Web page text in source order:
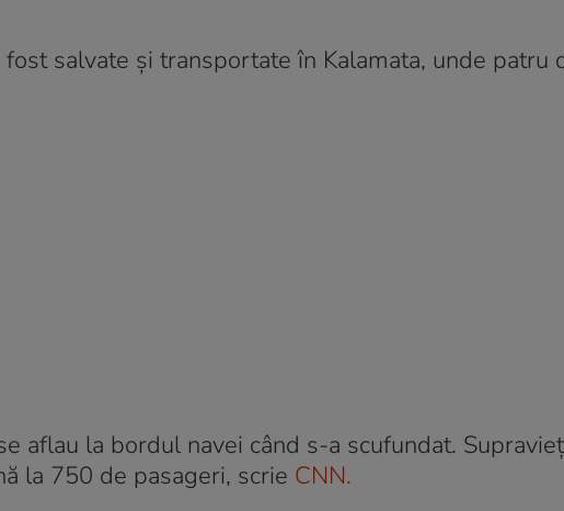
salvate și transportate în Kalamata, unde patru
aflau la bordul navei când s-a scufundat.
la 750 de pasageri, scrie CNN.